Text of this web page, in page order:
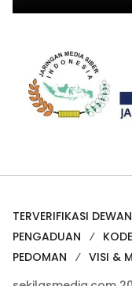
TERVERIFIKASI
PENGADUAN
PEDOMAN
VISI &